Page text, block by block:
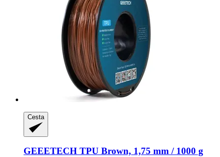
Cesta
GEEETECH TPU Brown, 1,75 mm / 1000 g